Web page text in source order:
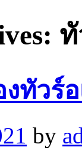
ทั
ทัวร์
by